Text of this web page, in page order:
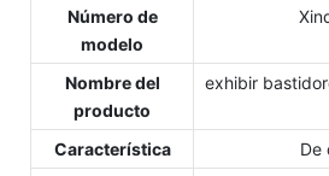
Número de
modelo
Nombre del
producto
exhibir
Característica
De